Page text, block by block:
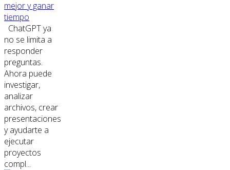
mejor y ganar
tiempo
ChatGPT ya
no se limita a
responder
preguntas.
Ahora puede
investigar,
analizar
archivos, crear
presentaciones
y ayudarte a
ejecutar
proyectos
compl...